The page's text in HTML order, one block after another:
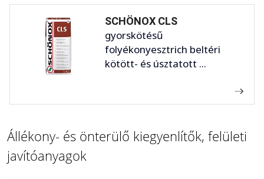
SCHÖNOX CLS
gyorskötésű
folyékonyesztrich beltéri
kötött- és úsztatott ...
Állékony- és önterülő kiegyenlítők, felületi
javítóanyagok